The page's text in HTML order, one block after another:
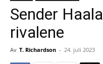
Sender
rivalene
Av T. Richardson - 24. juli 2023